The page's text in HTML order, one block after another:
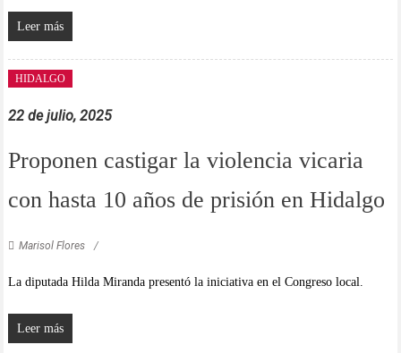
Leer más
HIDALGO
22 de julio, 2025
Proponen castigar la violencia vicaria
con hasta 10 años de prisión en Hidalgo
Marisol Flores
La diputada Hilda Miranda presentó la iniciativa en el Congreso local.
Leer más